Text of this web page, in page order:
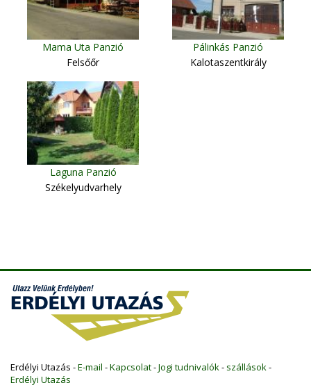
Mama Uta Panzió
Felsőőr
Pálinkás Panzió
Kalotaszentkirály
Laguna Panzió
Székelyudvarhely
Erdélyi Utazás -E-mail -Kapcsolat-Jogi tudnivalók- szállások-
Erdélyi Utazás